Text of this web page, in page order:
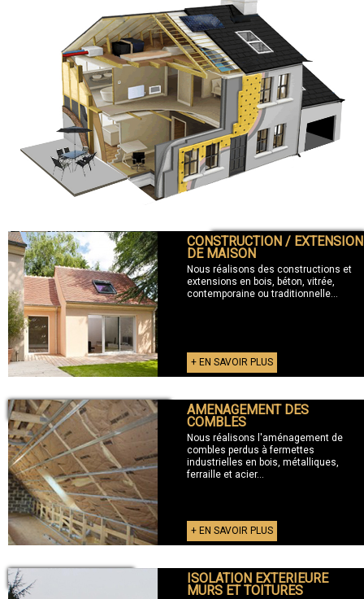
+ CONSTRUCTION / EXTENSION
CONSTRUCTION / EXTENSION
DE MAISON
Nous réalisons des constructions et
extensions en bois, béton, vitrée,
contemporaine ou traditionnelle...
+ EN SAVOIR PLUS
+ AMENAGEMENT DES COMBLES AMENAGEMENT DES
COMBLES
Nous réalisons l'aménagement de
combles perdus à fermettes
industrielles en bois, métalliques,
ferraille et acier...
+ EN SAVOIR PLUS
+ ISOLATION EXTERIEURE ISOLATION EXTERIEURE
MURS ET TOITURES